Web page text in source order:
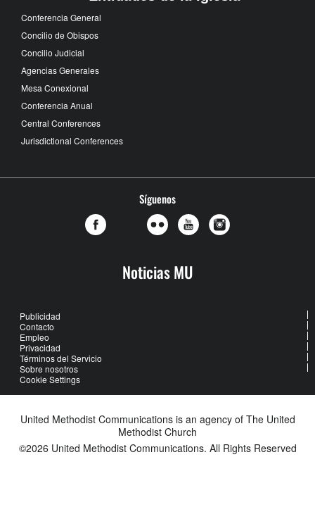
Conferencia General
Concilio de Obispos
Concilio Judicial
Agencias Generales
Mesa Conexional
Conferencia Anual
Central Conferences
Jurisdictional Conferences
Síguenos
Noticias MU
Publicidad
Contacto
Empleo
Privacidad
Términos del Servicio
Sobre nosotros
Cookie Settings
United Methodist Communications is an agency of The United
Methodist Church
©2026 United Methodist Communications. All Rights Reserved